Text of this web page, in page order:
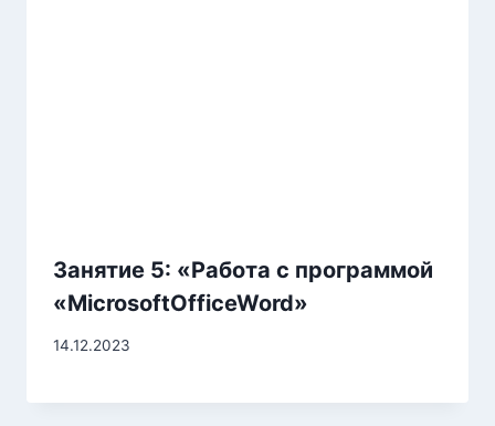
Занятие 5: «Работа с программой
«MicrosoftOfficeWord»
14.12.2023